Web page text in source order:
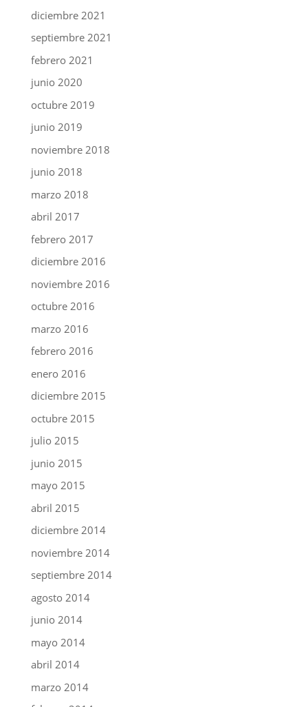
diciembre 2021
septiembre 2021
febrero 2021
junio 2020
octubre 2019
junio 2019
noviembre 2018
junio 2018
marzo 2018
abril 2017
febrero 2017
diciembre 2016
noviembre 2016
octubre 2016
marzo 2016
febrero 2016
enero 2016
diciembre 2015
octubre 2015
julio 2015
junio 2015
mayo 2015
abril 2015
diciembre 2014
noviembre 2014
septiembre 2014
agosto 2014
junio 2014
mayo 2014
abril 2014
marzo 2014